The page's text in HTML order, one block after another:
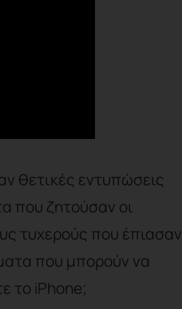
θετικές εντυπώσεις
που ζητούσαν οι
τυχερούς που έπιασαν
που μπορούν να
το iPhone;